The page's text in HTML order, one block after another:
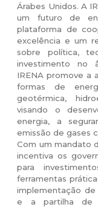
Árabes Unidos. A
um futuro de
plataforma de
excelência e um
sobre política,
investimento no
IRENA promove a
formas de
geotérmica,
visando o
energia, a
emissão de gases
Com um mandato
incentiva os
para
ferramentas
implementação
e a partilha de